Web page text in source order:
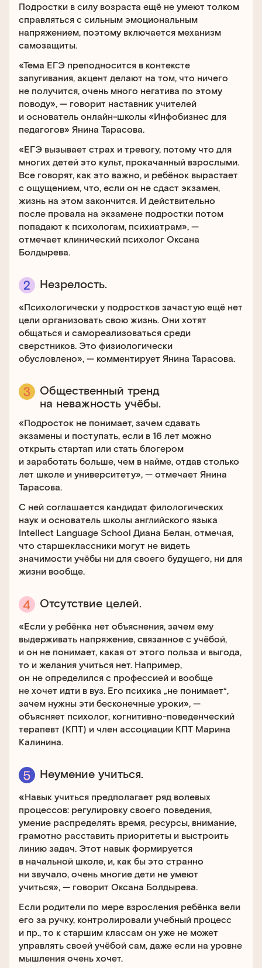
Подростки в силу возраста ещё не умеют толком
справляться с сильным эмоциональным
напряжением, поэтому включается механизм
самозащиты.
«Тема ЕГЭ преподносится в контексте
запугивания, акцент делают на том, что ничего
не получится, очень много негатива по этому
поводу», — говорит наставник учителей
и основатель онлайн-школы «Инфобизнес для
педагогов» Янина Тарасова.
«ЕГЭ вызывает страх и тревогу, потому что для
многих детей это культ, прокачанный взрослыми.
Все говорят, как это важно, и ребёнок вырастает
с ощущением, что, если он не сдаст экзамен,
жизнь на этом закончится. И действительно
после провала на экзамене подростки потом
попадают к психологам, психиатрам», —
отмечает клинический психолог Оксана
Болдырева.
Незрелость.
«Психологически у подростков зачастую ещё нет
цели организовать свою жизнь. Они хотят
общаться и самореализоваться среди
сверстников. Это физиологически
обусловлено», — комментирует Янина Тарасова.
Общественный тренд
на неважность учёбы.
«Подросток не понимает, зачем сдавать
экзамены и поступать, если в 16 лет можно
открыть стартап или стать блогером
и заработать больше, чем в найме, отдав столько
лет школе и университету», — отмечает Янина
Тарасова.
С ней соглашается кандидат филологических
наук и основатель школы английского языка
Intellect Language School Диана Белан, отмечая,
что старшеклассники могут не видеть
значимости учёбы ни для своего будущего, ни для
жизни вообще.
Отсутствие целей.
«Если у ребёнка нет объяснения, зачем ему
выдерживать напряжение, связанное с учёбой,
и он не понимает, какая от этого польза и выгода,
то и желания учиться нет. Например,
он не определился с профессией и вообще
не хочет идти в вуз. Его психика „не понимает“,
зачем нужны эти бесконечные уроки», —
объясняет психолог, когнитивно-поведенческий
терапевт (КПТ) и член ассоциации КПТ Марина
Калинина.
Неумение учиться.
«Навык учиться предполагает ряд волевых
процессов: регулировку своего поведения,
умение распределять время, ресурсы, внимание,
грамотно расставить приоритеты и выстроить
линию задач. Этот навык формируется
в начальной школе, и, как бы это странно
ни звучало, очень многие дети не умеют
учиться», — говорит Оксана Болдырева.
Если родители по мере взросления ребёнка вели
его за ручку, контролировали учебный процесс
и пр., то к старшим классам он уже не может
управлять своей учёбой сам, даже если на уровне
мышления очень хочет.